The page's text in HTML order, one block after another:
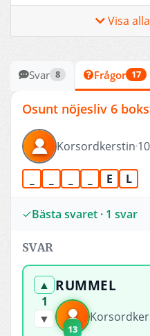
STADIG NYBÖRJARE
LÖFTE
Visa
Svar 8 Frågor 17
Osunt nöjesliv 6
Korsordkerstin
E L
Bästa svaret · 1 svar
SVAR
▲
1
▼
RUMMEL
13